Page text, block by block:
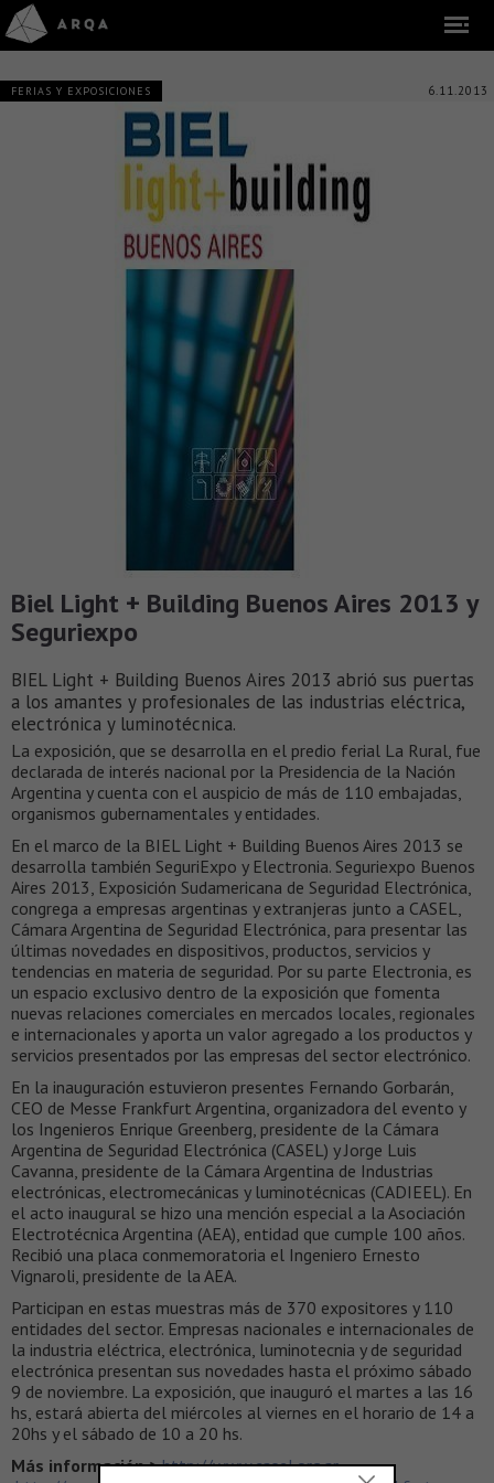
FERIAS Y EXPOSICIONES 6.11.2013
Biel Light + Building Buenos Aires 2013 y
Seguriexpo
BIEL Light + Building Buenos Aires 2013 abrió sus puertas
a los amantes y profesionales de las industrias eléctrica,
electrónica y luminotécnica.
La exposición, que se desarrolla en el predio ferial La Rural, fue
declarada de interés nacional por la Presidencia de la Nación
Argentina y cuenta con el auspicio de más de 110 embajadas,
organismos gubernamentales y entidades.
En el marco de la BIEL Light + Building Buenos Aires 2013 se
desarrolla también SeguriExpo y Electronia. Seguriexpo Buenos
Aires 2013, Exposición Sudamericana de Seguridad Electrónica,
congrega a empresas argentinas y extranjeras junto a CASEL,
Cámara Argentina de Seguridad Electrónica, para presentar las
últimas novedades en dispositivos, productos, servicios y
tendencias en materia de seguridad. Por su parte Electronia, es
un espacio exclusivo dentro de la exposición que fomenta
nuevas relaciones comerciales en mercados locales, regionales
e internacionales y aporta un valor agregado a los productos y
servicios presentados por las empresas del sector electrónico.
En la inauguración estuvieron presentes Fernando Gorbarán,
CEO de Messe Frankfurt Argentina, organizadora del evento y
los Ingenieros Enrique Greenberg, presidente de la Cámara
Argentina de Seguridad Electrónica (CASEL) y Jorge Luis
Cavanna, presidente de la Cámara Argentina de Industrias
electrónicas, electromecánicas y luminotécnicas (CADIEEL). En
el acto inaugural se hizo una mención especial a la Asociación
Electrotécnica Argentina (AEA), entidad que cumple 100 años.
Recibió una placa conmemoratoria el Ingeniero Ernesto
Vignaroli, presidente de la AEA.
Participan en estas muestras más de 370 expositores y 110
entidades del sector. Empresas nacionales e internacionales de
la industria eléctrica, electrónica, luminotecnia y de seguridad
electrónica presentan sus novedades hasta el próximo sábado
9 de noviembre. La exposición, que inauguró el martes a las 16
hs, estará abierta del miércoles al viernes en el horario de 14 a
20hs y el sábado de 10 a 20 hs.
Más información >http://www.casel.org.ar–